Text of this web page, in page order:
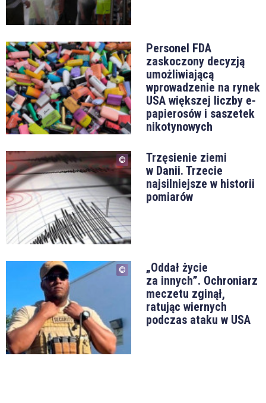
Personel FDA
zaskoczony decyzją
umożliwiającą
wprowadzenie na rynek
USA większej liczby e-
papierosów i saszetek
nikotynowych
Trzęsienie ziemi
w Danii. Trzecie
najsilniejsze w historii
pomiarów
„Oddał życie
za innych”. Ochroniarz
meczetu zginął,
ratując wiernych
podczas ataku w USA